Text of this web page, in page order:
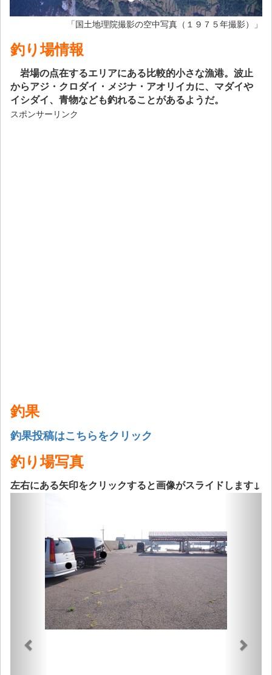
「国土地理院撮影の空中写真（１９７５年撮影）」
釣り場情報
岩場の点在するエリアにある比較的小さな漁港。波止
からアジ・クロダイ・メジナ・アオリイカに、マダイや
イシダイ、青物なども釣れることがあるようだ。
スポンサーリンク
釣果
釣果投稿はこちらをクリック
釣り場写真
左右にある矢印をクリックすると画像がスライドします↓